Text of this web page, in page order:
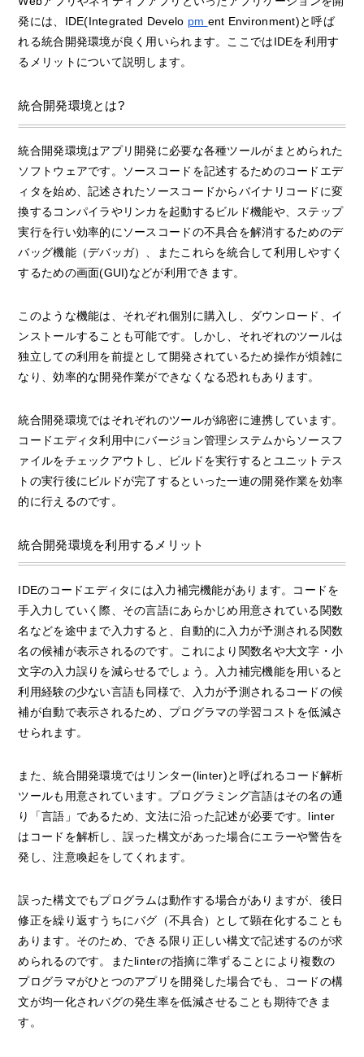
発には、IDE(Integrated Develo pm ent Environment)と呼ば
れる統合開発環境が良く用いられます。ここではIDEを利用す
るメリットについて説明します。
統合開発環境とは?
統合開発環境はアプリ開発に必要な各種ツールがまとめられた
ソフトウェアです。ソースコードを記述するためのコードエデ
ィタを始め、記述されたソースコードからバイナリコードに変
換するコンパイラやリンカを起動するビルド機能や、ステップ
実行を行い効率的にソースコードの不具合を解消するためのデ
バッグ機能（デバッガ）、またこれらを統合して利用しやすく
するための画面(GUI)などが利用できます。
このような機能は、それぞれ個別に購入し、ダウンロード、イ
ンストールすることも可能です。しかし、それぞれのツールは
独立しての利用を前提として開発されているため操作が煩雑に
なり、効率的な開発作業ができなくなる恐れもあります。
統合開発環境ではそれぞれのツールが綿密に連携しています。
コードエディタ利用中にバージョン管理システムからソースフ
ァイルをチェックアウトし、ビルドを実行するとユニットテス
トの実行後にビルドが完了するといった一連の開発作業を効率
的に行えるのです。
統合開発環境を利用するメリット
IDEのコードエディタには入力補完機能があります。コードを
手入力していく際、その言語にあらかじめ用意されている関数
名などを途中まで入力すると、自動的に入力が予測される関数
名の候補が表示されるのです。これにより関数名や大文字・小
文字の入力誤りを減らせるでしょう。入力補完機能を用いると
利用経験の少ない言語も同様で、入力が予測されるコードの候
補が自動で表示されるため、プログラマの学習コストを低減さ
せられます。
また、統合開発環境ではリンター(linter)と呼ばれるコード解析
ツールも用意されています。プログラミング言語はその名の通
り「言語」であるため、文法に沿った記述が必要です。linter
はコードを解析し、誤った構文があった場合にエラーや警告を
発し、注意喚起をしてくれます。
誤った構文でもプログラムは動作する場合がありますが、後日
修正を繰り返すうちにバグ（不具合）として顕在化することも
あります。そのため、できる限り正しい構文で記述するのが求
められるのです。またlinterの指摘に準ずることにより複数の
プログラマがひとつのアプリを開発した場合でも、コードの構
文が均一化されバグの発生率を低減させることも期待できま
す。